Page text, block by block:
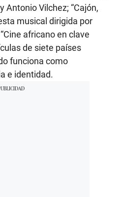
Antonio Vilchez; “Cajón,
musical dirigida por
africano en clave
de siete países
funciona como
e identidad.